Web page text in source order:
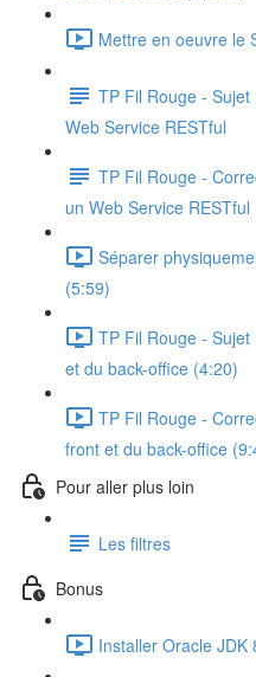
Mettre en oeuvre le
TP Fil Rouge -
Web Service RESTful
TP Fil Rouge -
un Web Service RESTful
Séparer
(5:59)
TP Fil Rouge -
et du back-office (4:20)
TP Fil Rouge -
front et du back-office
Pour aller plus loin
Les filtres
Bonus
Installer Oracle JDK